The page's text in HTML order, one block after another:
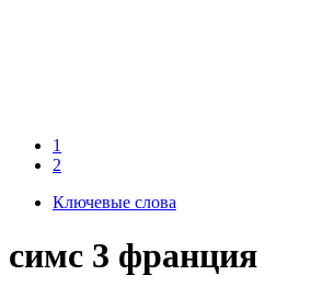
1
2
Ключевые слова
симс 3 франция